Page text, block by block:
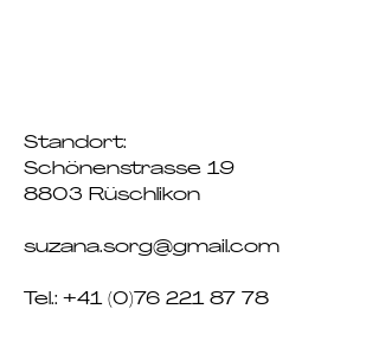
Standort:
Schönenstrasse 19
8803 Rüschlikon
suzana.sorg@gmail.com
Tel.: +41 (0)76 221 87 78